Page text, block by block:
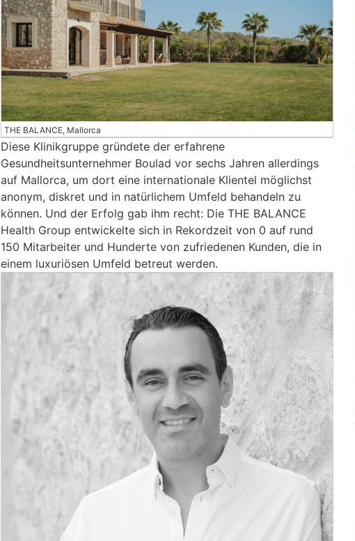
THE BALANCE, Mallorca
Diese Klinikgruppe gründete der erfahrene
Gesundheitsunternehmer Boulad vor sechs Jahren allerdings
auf Mallorca, um dort eine internationale Klientel möglichst
anonym, diskret und in natürlichem Umfeld behandeln zu
können. Und der Erfolg gab ihm recht: Die THE BALANCE
Health Group entwickelte sich in Rekordzeit von 0 auf rund
150 Mitarbeiter und Hunderte von zufriedenen Kunden, die in
einem luxuriösen Umfeld betreut werden.